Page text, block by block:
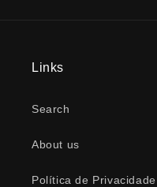
Links
Search
About us
Política de Privacidade